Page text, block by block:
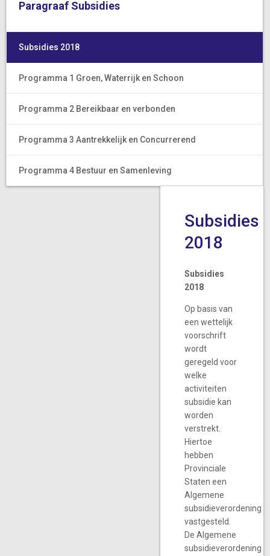
Paragraaf Subsidies
Subsidies 2018
Programma 1 Groen, Waterrijk en Schoon
Programma 2 Bereikbaar en verbonden
Programma 3 Aantrekkelijk en Concurrerend
Programma 4 Bestuur en Samenleving
Subsidies
2018
Subsidies
2018
Op basis van
een wettelijk
voorschrift
wordt
geregeld voor
welke
activiteiten
subsidie kan
worden
verstrekt.
Hiertoe
hebben
Provinciale
Staten een
Algemene
subsidieverordening
vastgesteld.
De Algemene
subsidieverordening